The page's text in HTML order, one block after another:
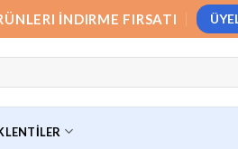
İNDIRME FIRSATI